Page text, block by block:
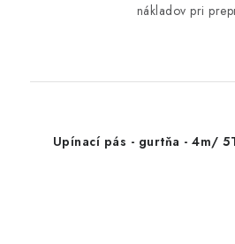
nákladov pri
Upínací pás - gurtňa - 4m/